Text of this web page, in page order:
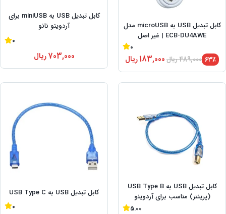
کابل تبدیل USB به microUSB مدل
ECB-DU4AWE | غیر اصل
0
489,000ریال183,000ریال ۶۳٪
کابل تبدیل USB به miniUSB برای
آردوینو نانو
0
703,000ریال
کابل تبدیل USB به USB Type B
(پرینتر) مناسب برای آردوینو
5.00
کابل تبدیل USB به USB Type C
0